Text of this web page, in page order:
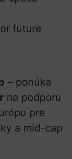
future
– ponúka
na podporu
pre
a mid-cap